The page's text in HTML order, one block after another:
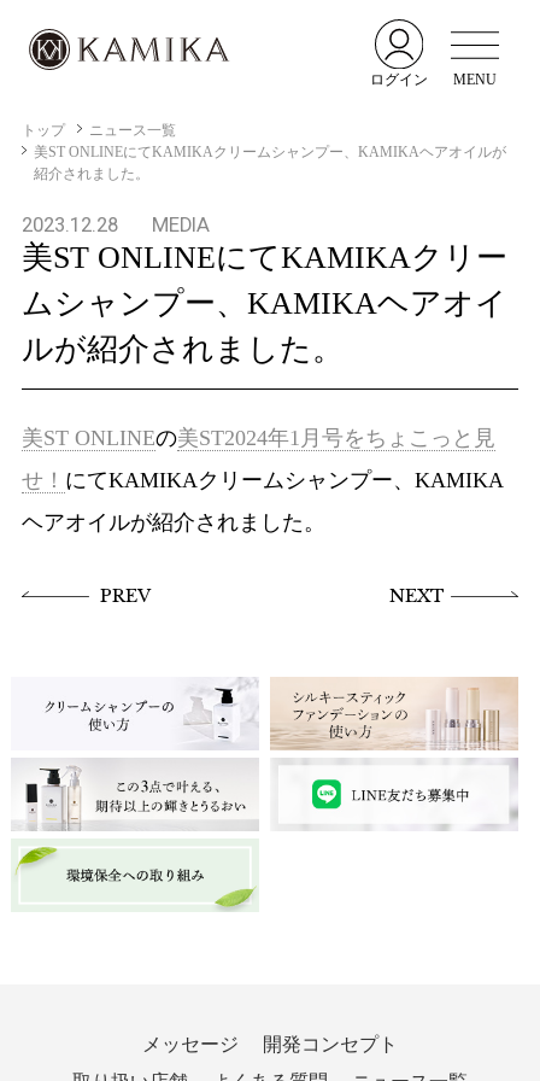
ログイン MENU
トップ
ニュース一覧
美ST ONLINEにてKAMIKAクリームシャンプー、KAMIKAヘアオイルが
紹介されました。
2023.12.28 MEDIA
美ST ONLINEにてKAMIKAクリー
ムシャンプー、KAMIKAヘアオイ
ルが紹介されました。
美ST ONLINEの美ST2024年1月号をちょこっと見
せ！ にてKAMIKAクリームシャンプー、KAMIKA
ヘアオイルが紹介されました。
PREV NEXT
メッセージ
開発コンセプト